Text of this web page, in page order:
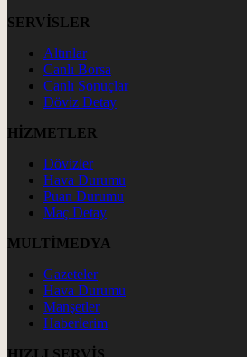
SERVİSLER
Altınlar
Canlı Borsa
Canlı Sonuçlar
Döviz Detay
HİZMETLER
Dövizler
Hava Durumu
Puan Durumu
Maç Detay
MULTİMEDYA
Gazeteler
Hava Durumu
Manşetler
Haberlerim
HIZLI SERVİS